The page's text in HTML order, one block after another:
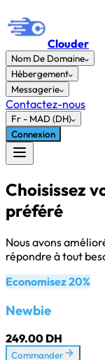
Clouder
Nom De Domaine
Hébergement
Messagerie
Contactez-nous
Fr- MAD (DH)
Connexion
Choisissez
préféré
Nous avons
répondre à tout
Economisez 20%
Newbie
249.00 DH
Commander